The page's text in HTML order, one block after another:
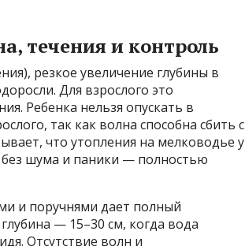
течения и контроль
резкое увеличение глубины в
Для взрослого это
Ребенка нельзя опускать в
так как волна способна сбить с
что утопления на мелководье у
без шума и паники — полностью
и поручнями дает полный
— 15–30 см, когда вода
Отсутствие волн и